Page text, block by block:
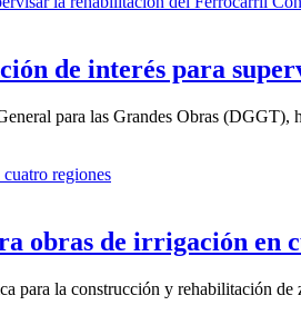
de interés para
para las Grandes Obras (DGGT),
obras de irrigación en
la construcción y rehabilitación de